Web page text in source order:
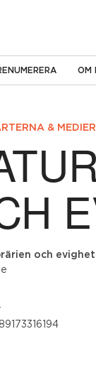
OM
& MEDIER
och